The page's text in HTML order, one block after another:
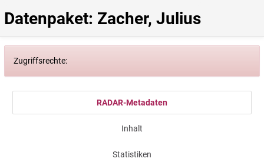
Datenpaket: Zacher, Julius
Zugriffsrechte:
RADAR-Metadaten
Inhalt
Statistiken